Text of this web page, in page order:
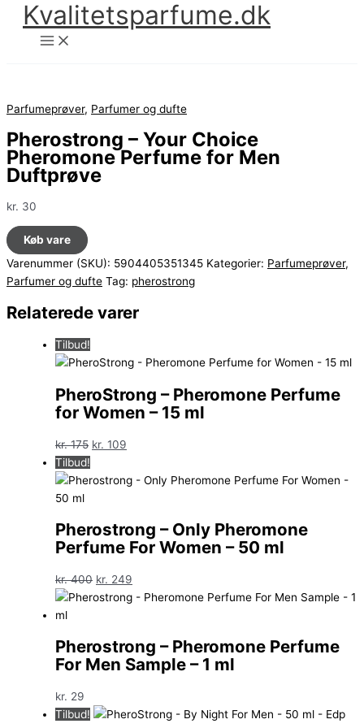
Kvalitetsparfume.dk
Parfumeprøver, Parfumer og dufte
Pherostrong – Your Choice
Pheromone Perfume for Men
Duftprøve
kr. 30
Køb vare
Varenummer (SKU): 5904405351345 Kategorier: Parfumeprøver,
Parfumer og dufte Tag: pherostrong
Relaterede varer
Tilbud!
PheroStrong – Pheromone Perfume
for Women – 15 ml
kr.175 Den
pris
kr. 109
pris
Tilbud!
Pherostrong – Only Pheromone
Perfume For Women – 50 ml
kr.400 Den
oprindelige
kr. 400.
kr. 249
aktuelle
kr. 249.
Pherostrong – Pheromone Perfume
For Men Sample – 1 ml
kr. 29
Tilbud!